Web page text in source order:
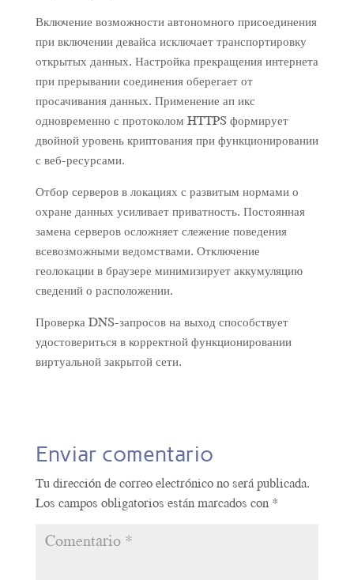
Включение возможности автономного присоединения
при включении девайса исключает транспортировку
открытых данных. Настройка прекращения интернета
при прерывании соединения оберегает от
просачивания данных. Применение ап икс
одновременно с протоколом HTTPS формирует
двойной уровень криптования при функционировании
с веб-ресурсами.
Отбор серверов в локациях с развитым нормами о
охране данных усиливает приватность. Постоянная
замена серверов осложняет слежение поведения
всевозможными ведомствами. Отключение
геолокации в браузере минимизирует аккумуляцию
сведений о расположении.
Проверка DNS-запросов на выход способствует
удостовериться в корректной функционировании
виртуальной закрытой сети.
Enviar comentario
Tu dirección de correo electrónico no será publicada.
Los campos obligatorios están marcados con *